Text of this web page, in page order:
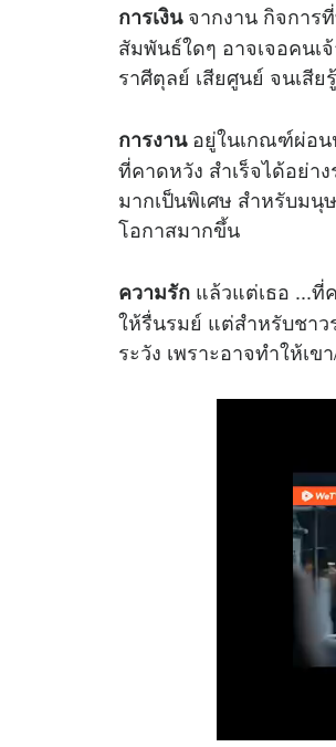
การเงินจากงาน กิจการ
สัมพันธ์ใดๆ อาจเจอคนเ
ราศีตุลย์ เสียศูนย์ จนเสีย
การงานอยู่ในเกณฑ์ผ่อน
ที่คาดหวัง สำเร็จได้อย่า
มากเป็นพิเศษ สำหรับมนุ
โอกาสมากขึ้น
ความรัก แล้วแต่เธอ ...
ให้รื่นรมย์ แต่สำหรับชาว
ระวัง เพราะอาจทำให้เ